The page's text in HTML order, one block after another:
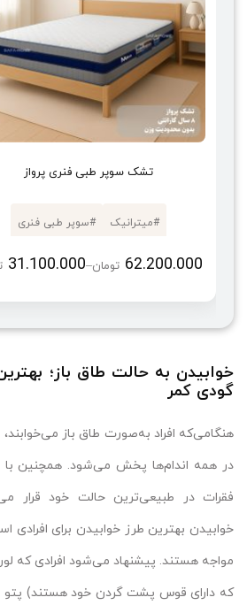
تشک سوپر طبی فنری پرواز
#میترانیک #سوپر طبی فنری
#استاندارد ملی ایران #
100×200
#28 سانتی متر #بدون محدودیت
62.200.000 تومان–
31.100.000
خوابیدن به حالت طاق باز؛
گودی کمر
هنگامی‌که افراد به‌صورت طاق باز
در همه اندام‌ها پخش می‌شود. همچنین با
فقرات در طبیعی‌ترین حالت خود قرار
خوابیدن بهترین طرز خوابیدن برای
مواجه هستند. پیشنهاد می‌شود افرادی که
که دارای قوس پشت گردن خود هستند) پتو